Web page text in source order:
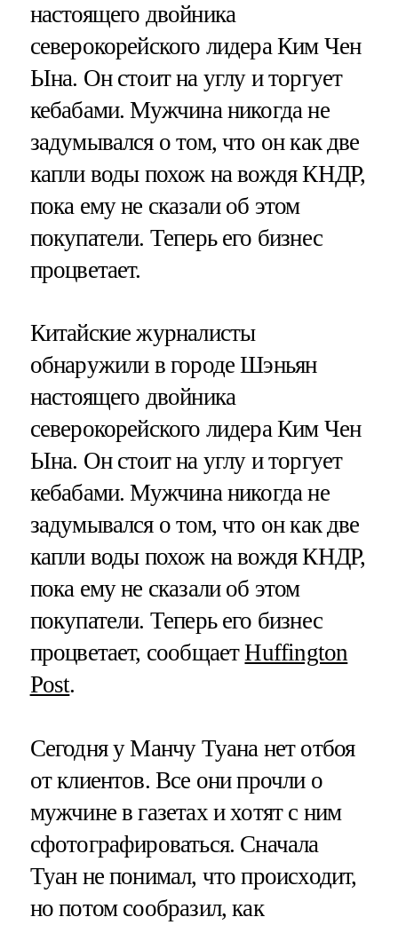
настоящего двойника
северокорейского лидера Ким Чен
Ына. Он стоит на углу и торгует
кебабами. Мужчина никогда не
задумывался о том, что он как две
капли воды похож на вождя КНДР,
пока ему не сказали об этом
покупатели. Теперь его бизнес
процветает.
Китайские журналисты
обнаружили в городе Шэньян
настоящего двойника
северокорейского лидера Ким Чен
Ына. Он стоит на углу и торгует
кебабами. Мужчина никогда не
задумывался о том, что он как две
капли воды похож на вождя КНДР,
пока ему не сказали об этом
покупатели. Теперь его бизнес
процветает, сообщаетHuffington
Post.
Сегодня у Манчу Туана нет отбоя
от клиентов. Все они прочли о
мужчине в газетах и хотят с ним
сфотографироваться. Сначала
Туан не понимал, что происходит,
но потом сообразил, как